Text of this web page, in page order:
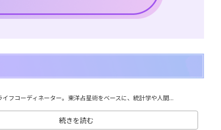
フコーディネーター。東洋占星術をベースに、統計学や人間...
続きを読む